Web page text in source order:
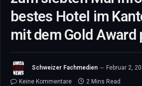
bestes Hotel im
mit dem Gold
Schweizer Fachmedien
Februar 2,
Keine Kommentare
2 Mins Read